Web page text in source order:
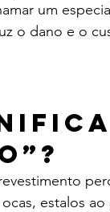
um
o dano e o
estalos